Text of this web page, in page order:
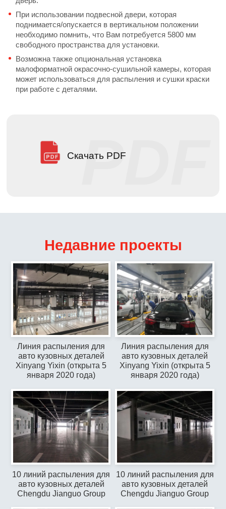
При использовании подвесной двери, которая
поднимается/опускается в вертикальном положении
необходимо помнить, что Вам потребуется 5800 мм
свободного пространства для установки.
Возможна также опциональная установка
малоформатной окрасочно-сушильной камеры, которая
может использоваться для распыления и сушки краски
при работе с деталями.
Скачать PDF
Недавние проекты
Линия распыления для
авто кузовных деталей
Xinyang Yixin (открыта 5
января 2020 года)
Линия распыления для
авто кузовных деталей
Xinyang Yixin (открыта 5
января 2020 года)
10 линий распыления для
авто кузовных деталей
Chengdu Jianguo Group
10 линий распыления для
авто кузовных деталей
Chengdu Jianguo Group